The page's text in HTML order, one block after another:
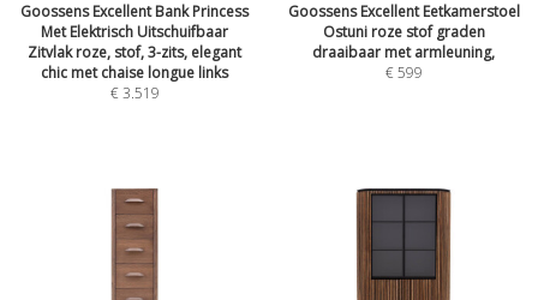
Goossens Excellent Bank Princess
Met Elektrisch Uitschuifbaar
Zitvlak roze, stof, 3-zits, elegant
chic met chaise longue links
€3.519
Goossens Excellent Eetkamerstoel
Ostuni roze stof graden
draaibaar met armleuning,
€599